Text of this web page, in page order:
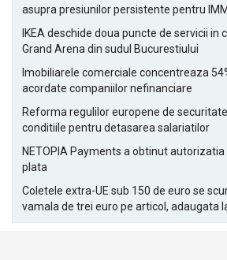
asupra presiunilor persistente pentru
IKEA deschide doua puncte de servicii in
Grand Arena din sudul Bucurestiului
Imobiliarele comerciale concentreaza
acordate companiilor nefinanciare
Reforma regulilor europene de
conditiile pentru detasarea salariatilor
NETOPIA Payments a obtinut
plata
Coletele extra-UE sub 150 de euro se
vamala de trei euro pe articol, adaugata